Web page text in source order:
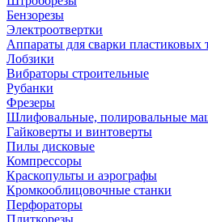
Бензорезы
Электроотвертки
Аппараты для сварки пластиковых
Лобзики
Вибраторы строительные
Рубанки
Фрезеры
Шлифовальные, полировальные
Гайковерты и винтоверты
Пилы дисковые
Компрессоры
Краскопульты и аэрографы
Кромкооблицовочные станки
Перфораторы
Плиткорезы